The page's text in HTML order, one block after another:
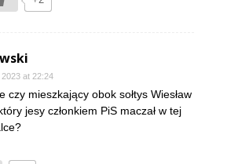
at 22:24
czy mieszkający obok sołtys Wiesław
jesy członkiem PiS maczał w tej